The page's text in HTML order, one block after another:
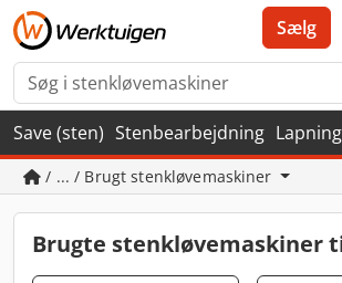
Sælg
Save (sten) Stenbearbejdning Lapning
/ ... / Brugt stenkløvemaskiner
Brugte stenkløvemaskiner